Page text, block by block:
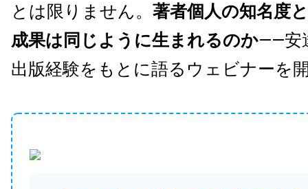
とは限りません。 著者個人の知名度
成果は同じように生まれるのか——安
出版経験をもとに語るウェビナーを